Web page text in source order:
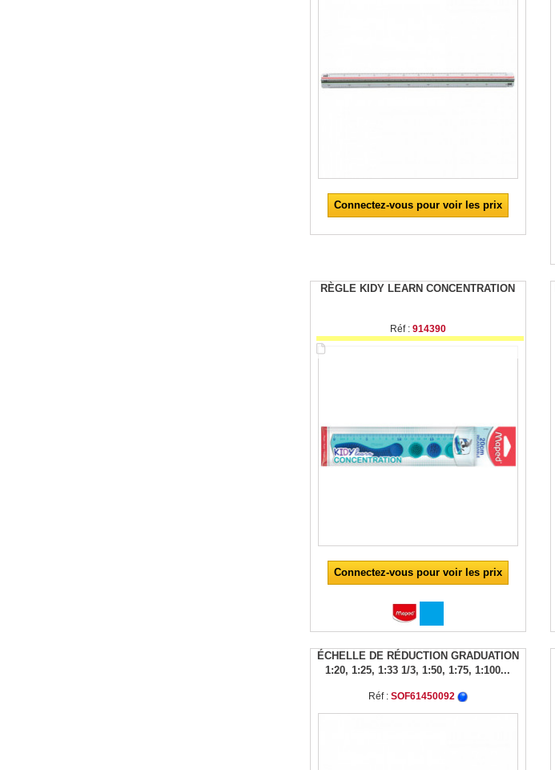
Connectez-vous pour voir les prix
RÈGLE KIDY LEARN CONCENTRATION
Réf : 914390
Connectez-vous pour voir les prix
ÉCHELLE DE RÉDUCTION GRADUATION
1:20, 1:25, 1:33 1/3, 1:50, 1:75, 1:100...
Réf : SOF61450092